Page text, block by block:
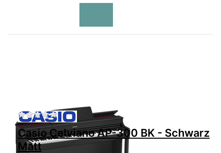
Zu diesem Produkt liegen noch keine
Casio Celviano AP-300 BK - Schwarz
Matt